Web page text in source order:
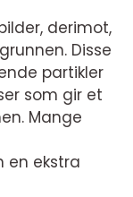
derimot,
Disse
partikler
som gir et
Mange
en ekstra